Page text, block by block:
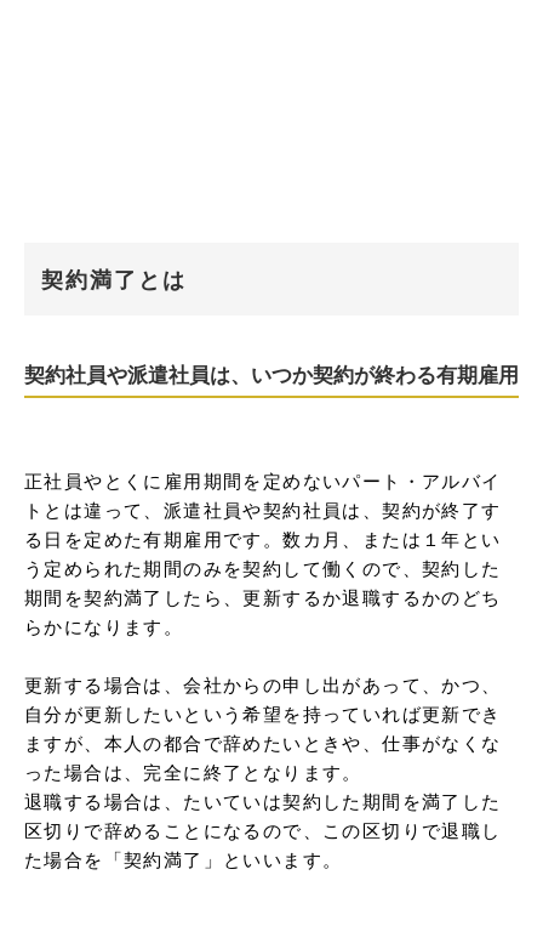
契約満了とは
契約社員や派遣社員は、いつか契約が終わる有期雇用
正社員やとくに雇用期間を定めないパート・アルバイ
トとは違って、派遣社員や契約社員は、契約が終了す
る日を定めた有期雇用です。数カ月、または１年とい
う定められた期間のみを契約して働くので、契約した
期間を契約満了したら、更新するか退職するかのどち
らかになります。
更新する場合は、会社からの申し出があって、かつ、
自分が更新したいという希望を持っていれば更新でき
ますが、本人の都合で辞めたいときや、仕事がなくな
った場合は、完全に終了となります。
退職する場合は、たいていは契約した期間を満了した
区切りで辞めることになるので、この区切りで退職し
た場合を「契約満了」といいます。